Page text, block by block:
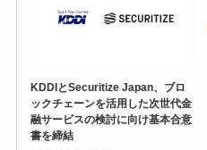
KDDIとSecuritize Japan、ブロ
ックチェーンを活用した次世代金
融サービスの検討に向け基本合意
書を締結